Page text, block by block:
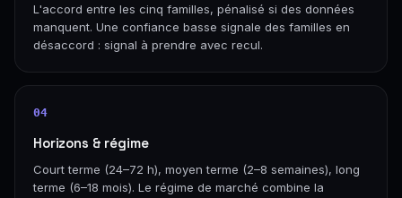
L'accord entre les cinq familles, pénalisé si des données
manquent. Une confiance basse signale des familles en
désaccord : signal à prendre avec recul.
04
Horizons & régime
Court terme (24–72 h), moyen terme (2–8 semaines), long
terme (6–18 mois). Le régime de marché combine la